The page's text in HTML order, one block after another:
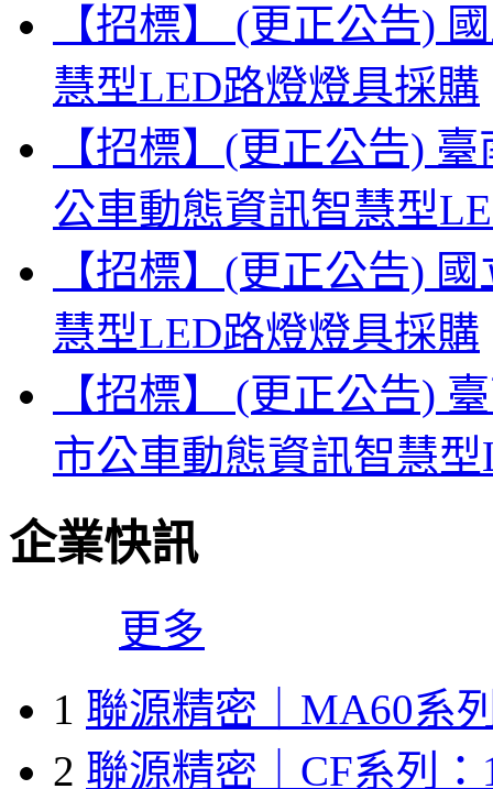
【招標】 (更正公告)
慧型LED路燈燈具採購
【招標】(更正公告)
公車動態資訊智慧型
【招標】(更正公告)
慧型LED路燈燈具採購
【招標】 (更正公告)
市公車動態資訊智慧
企業快訊
更多
1 聯源精密｜MA60系
2 聯源精密｜CF系列：